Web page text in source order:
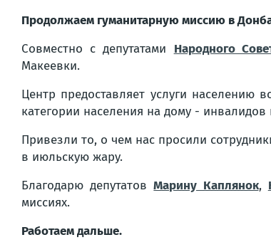
Продолжаем гуманитарную миссию в
Совместно с депутатами Народного
Макеевки.
Центр предоставляет услуги населению
категории населения на дому - инвалидов
Привезли то, о чем нас просили
в июльскую жару.
Благодарю депутатовМарину Каплянок,
миссиях.
Работаем дальше.